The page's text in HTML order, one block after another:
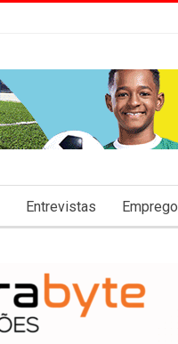
Entrevistas Emprego